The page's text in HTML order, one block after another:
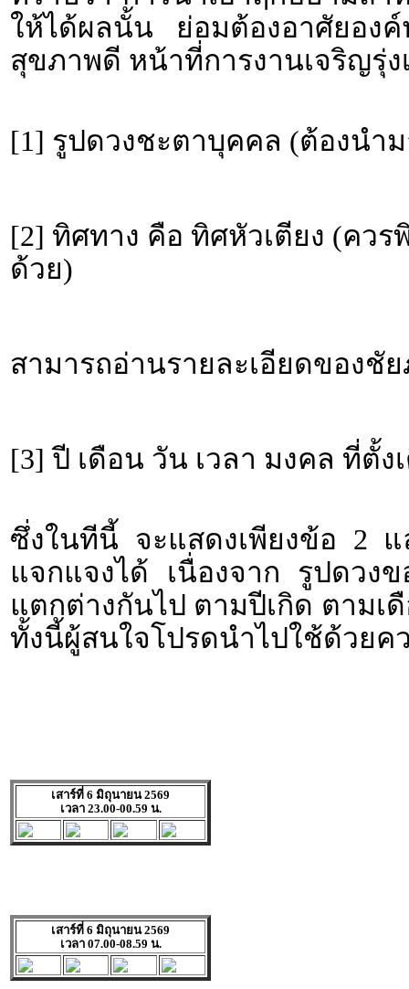
ให้ได้ผลนั้น ย่อมต้องอาศัยอง
สุขภาพดี หน้าที่การงานเจริญรุ่ง
[1] รูปดวงชะตาบุคคล (ต้องนำ
[2] ทิศทาง คือ ทิศหัวเตียง (คว
ด้วย)
สามารถอ่านรายละเอียดของชั
[3] ปี เดือน วัน เวลา มงคล ที่ตั้ง
ซึ่งในทีนี้ จะแสดงเพียงข้อ 2
แจกแจงได้ เนื่องจาก รูปดวง
แตกต่างกันไป ตามปีเกิด ตามเ
ทั้งนี้ผู้สนใจโปรดนำไปใช้ด้วยค
เสาร์ที่ 6 มิถุนายน 2569
เวลา 23.00-00.59 น.
เสาร์ที่ 6 มิถุนายน 2569
เวลา 07.00-08.59 น.